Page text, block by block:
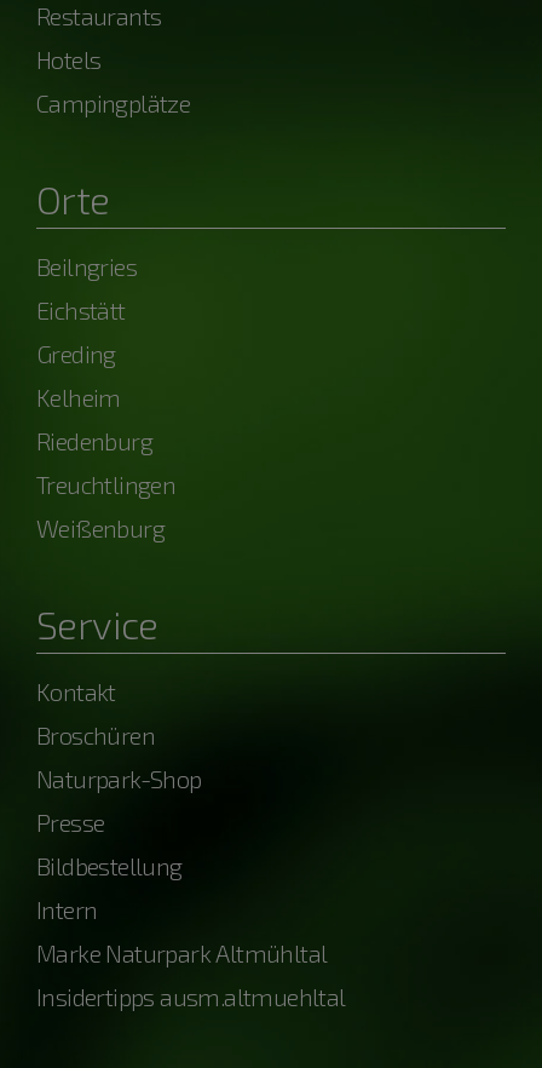
Restaurants
Hotels
Campingplätze
Orte
Beilngries
Eichstätt
Greding
Kelheim
Riedenburg
Treuchtlingen
Weißenburg
Service
Kontakt
Broschüren
Naturpark-Shop
Presse
Bildbestellung
Intern
Marke Naturpark Altmühltal
Insidertipps ausm.altmuehltal